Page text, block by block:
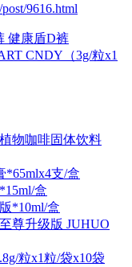
9616.html
健康盾D裤
CNDY（3g/粒x1
物咖啡固体饮料
*65mlx4支/盒
盒
*10ml/盒
尊升级版 JUHUO
粒x1粒/袋x10袋